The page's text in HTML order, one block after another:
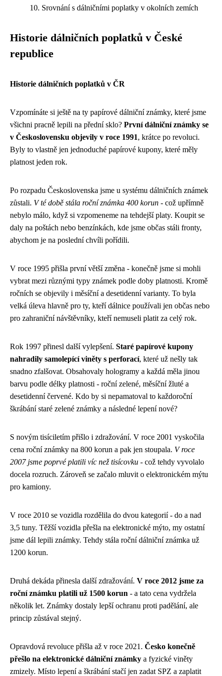
Srovnání s dálničními poplatky v okolních zemích
Historie dálničních poplatků v České
republice
Historie dálničních poplatků v ČR
Vzpomínáte si ještě na ty papírové dálniční známky, které jsme
všichni pracně lepili na přední sklo? První dálniční známky se
v Československu objevily v roce 1991, krátce po revoluci.
Byly to vlastně jen jednoduché papírové kupony, které měly
platnost jeden rok.
Po rozpadu Československa jsme u systému dálničních známek
zůstali. V té době stála roční známka 400 korun - což upřímně
nebylo málo, když si vzpomeneme na tehdejší platy. Koupit se
daly na poštách nebo benzínkách, kde jsme občas stáli fronty,
abychom je na poslední chvíli pořídili.
V roce 1995 přišla první větší změna - konečně jsme si mohli
vybrat mezi různými typy známek podle doby platnosti. Kromě
ročních se objevily i měsíční a desetidenní varianty. To byla
velká úleva hlavně pro ty, kteří dálnice používali jen občas nebo
pro zahraniční návštěvníky, kteří nemuseli platit za celý rok.
Rok 1997 přinesl další vylepšení. Staré papírové kupony
nahradily samolepící viněty s perforací, které už nešly tak
snadno zfalšovat. Obsahovaly hologramy a každá měla jinou
barvu podle délky platnosti - roční zelené, měsíční žluté a
desetidenní červené. Kdo by si nepamatoval to každoroční
škrábání staré zelené známky a následné lepení nové?
S novým tisíciletím přišlo i zdražování. V roce 2001 vyskočila
cena roční známky na 800 korun a pak jen stoupala. V roce
2007 jsme poprvé platili víc než tisícovku - což tehdy vyvolalo
docela rozruch. Zároveň se začalo mluvit o elektronickém mýtu
pro kamiony.
V roce 2010 se vozidla rozdělila do dvou kategorií - do a nad
3,5 tuny. Těžší vozidla přešla na elektronické mýto, my ostatní
jsme dál lepili známky. Tehdy stála roční dálniční známka už
1200 korun.
Druhá dekáda přinesla další zdražování. V roce 2012 jsme za
roční známku platili už 1500 korun - a tato cena vydržela
několik let. Známky dostaly lepší ochranu proti padělání, ale
princip zůstával stejný.
Opravdová revoluce přišla až v roce 2021. Česko konečně
přešlo na elektronické dálniční známky a fyzické viněty
zmizely. Místo lepení a škrábání stačí jen zadat SPZ a zaplatit